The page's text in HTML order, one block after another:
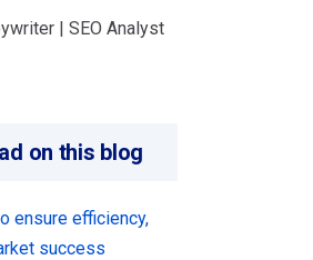
| SEO Analyst
on this blog
ensure efficiency,
success